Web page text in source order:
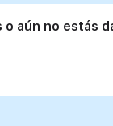
aún no estás